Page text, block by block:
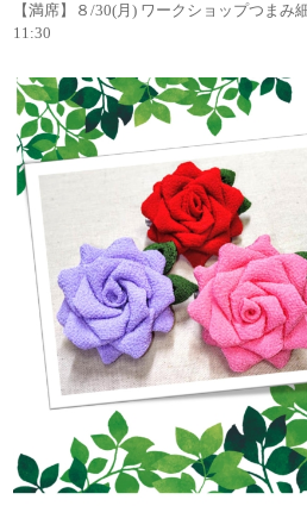
【満席】８/30(月) ワークショップつまみ
11:30